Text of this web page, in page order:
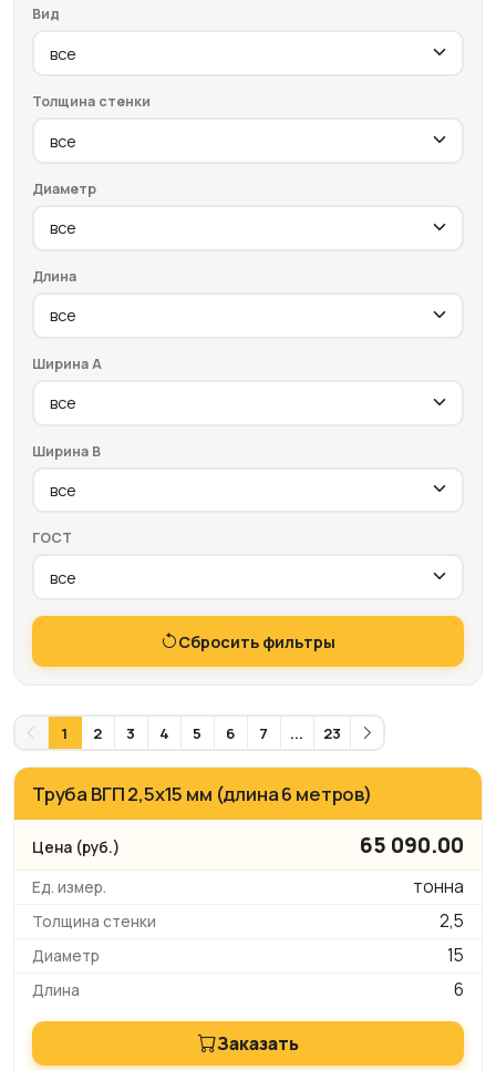
Вид
Толщина стенки
Диаметр
Длина
Ширина A
Ширина B
ГОСТ
Сбросить фильтры
1 2 3 4 5 6 7 ... 23
Труба ВГП 2,5х15 мм (длина 6 метров)
65 090.00
тонна
2,5
15
6
Заказать